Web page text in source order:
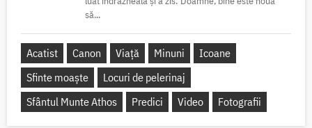
să...
Acatist Canon Viață Minuni
Icoane
Sfinte moaște
Locuri de pelerinaj
Sfântul Munte Athos
Predici Video Fotografii